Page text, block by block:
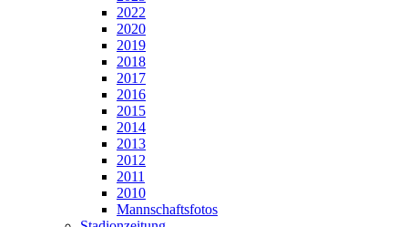
2022
2020
2019
2018
2017
2016
2015
2014
2013
2012
2011
2010
Mannschaftsfotos